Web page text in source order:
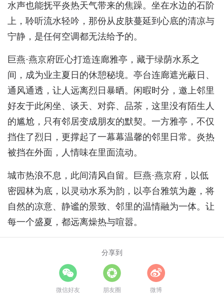
水声也能抚平炎热天气带来的焦躁。坐在水边的石阶
上，聆听流水轻吟，那份从皮肤蔓延到心底的清凉与
宁静，是任何空调都无法给予的。
巨燕·燕京府匠心打造连廊雅亭，藏于绿荫水系之
间，成为业主夏日的休憩秘境。亭台连廊遮光蔽日、
通风通透，让人远离烈日暴晒。闲暇时分，邀上邻里
好友于此闲坐、谈天、对弈、品茶，这里没有陌生人
的尴尬，只有邻居变成朋友的默契。一方雅亭，不仅
挡住了烈日，更撑起了一幕幕温馨的邻里日常。炎热
被挡在外面，人情味在里面流动。
城市热浪不息，此间清风自留。巨燕·燕京府，以低
密园林为底，以灵动水系为韵，以亭台雅筑为趣，将
自然的凉意、静谧的景致、邻里的温情融为一体。让
每一个盛夏，都远离燥热与喧嚣。
分享到
微信好友 朋友圈 微博